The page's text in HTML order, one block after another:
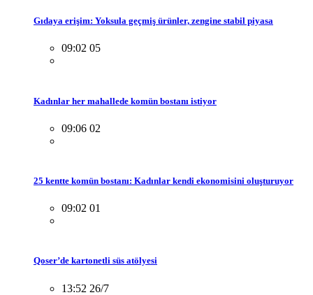
Gıdaya erişim: Yoksula geçmiş ürünler, zengine stabil piyasa
09:02 05
Kadınlar her mahallede komün bostanı istiyor
09:06 02
25 kentte komün bostanı: Kadınlar kendi ekonomisini oluşturuyor
09:02 01
Qoser’de kartonetli süs atölyesi
13:52 26/7